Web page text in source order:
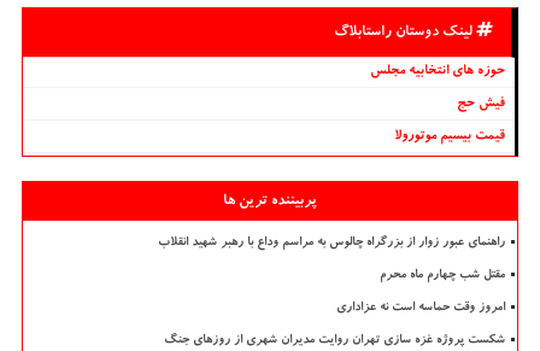
لینک دوستان راستابلاگ
حوزه های انتخابیه مجلس
فیش حج
قیمت بیسیم موتورولا
پربیننده ترین ها
راهنمای عبور زوار از بزرگراه چالوس به مراسم وداع با رهبر شهید انقلاب
مقتل شب چهارم ماه محرم
امروز وقت حماسه است نه عزاداری
شکست پروژه غزه سازی تهران روایت مدیران شهری از روزهای جنگ